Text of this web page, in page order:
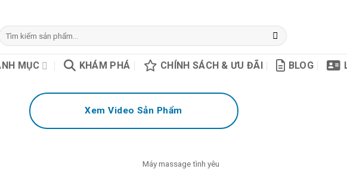
Tìm
kiếm:
MỤC KHÁM PHÁ CHÍNH SÁCH & ƯU ĐÃI BLOG
Xem Video Sản Phẩm
Máy massage tình yêu